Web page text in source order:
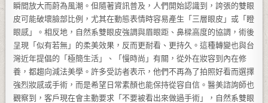
瞬間放大而蔚為風潮。但隨著資訊普及，人們開始認識到，誇張的雙眼
皮可能破壞臉部比例，尤其在動態表情時容易產生「三層眼皮」或「瞪
眼感」。相反地，自然系雙眼皮強調與眉眼距、鼻樑高度的協調，術後
呈現「似有若無」的柔美效果，反而更耐看、更持久。這種轉變也與台
灣近年提倡的「極簡生活」、「慢時尚」有關，從外在妝容到內在修
養，都趨向減法美學。許多受訪者表示，他們不再為了拍照好看而選擇
強烈妝感或手術，而是希望日常素顏也能保持從容自信。醫美諮詢師也
觀察到，客戶現在會主動要求「不要被看出來做過手術」，自然系雙眼